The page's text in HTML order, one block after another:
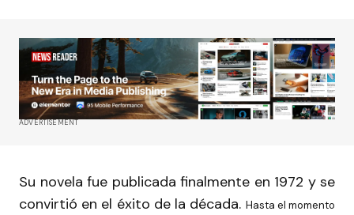
ADVERTISEMENT
Su novela fue publicada finalmente en 1972 y se
convirtió en el éxito de la década. Hasta el momento